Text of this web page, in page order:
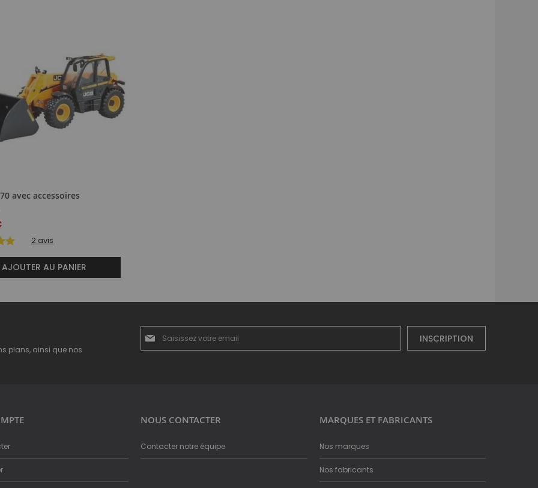
70 avec accessoires
2 avis
AJOUTER AU PANIER
plans, ainsi que nos
notre
INSCRIPTION
NOUS CONTACTER
Contacter notre équipe
MARQUES ET FABRICANTS
Nos marques
Nos fabricants